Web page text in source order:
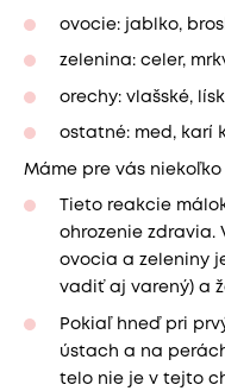
ovocie: jablko,
zelenina: celer,
orechy: vlašské,
ostatné: med, karí
Máme pre vás
Tieto reakcie
ohrozenie zdravia.
ovocia a zeleniny
vadiť aj varený) a
Pokiaľ hneď pri
ústach a na
telo nie je v tejto